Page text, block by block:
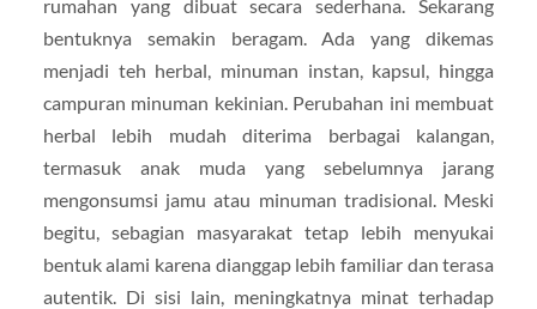
rumahan yang dibuat secara sederhana. Sekarang
bentuknya semakin beragam. Ada yang dikemas
menjadi teh herbal, minuman instan, kapsul, hingga
campuran minuman kekinian. Perubahan ini membuat
herbal lebih mudah diterima berbagai kalangan,
termasuk anak muda yang sebelumnya jarang
mengonsumsi jamu atau minuman tradisional. Meski
begitu, sebagian masyarakat tetap lebih menyukai
bentuk alami karena dianggap lebih familiar dan terasa
autentik. Di sisi lain, meningkatnya minat terhadap